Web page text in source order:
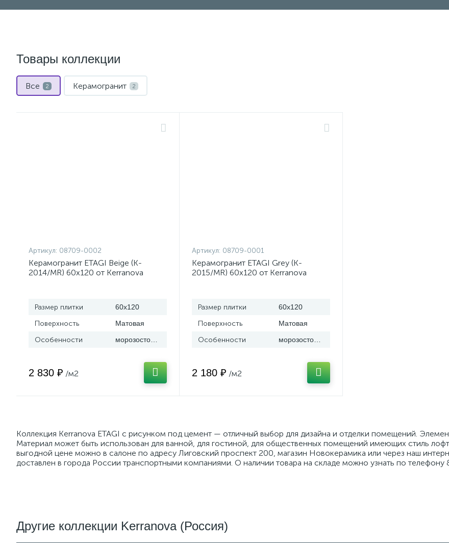
Товары коллекции
Все 2 Керамогранит 2
Артикул: 08709-0002
Керамогранит ETAGI Beige (K-
2014/MR) 60x120 от Kerranova
Размер плитки 60x120
Поверхность Матовая
Особенности
2 830 ₽ /м2
Артикул: 08709-0001
Керамогранит ETAGI Grey (K-
2015/MR) 60x120 от Kerranova
Размер плитки 60x120
Поверхность Матовая
Особенности
2 180 ₽ /м2
Коллекция Kerranova ETAGI с рисунком под цемент — отличный выбор для дизайна и отделки помещений.
Материал может быть использован для ванной, для гостиной, для общественных помещений имеющих стиль
выгодной цене можно в салоне по адресу Лиговский проспект 200, магазин Новокерамика или через наш
доставлен в города России транспортными компаниями. О наличии товара на складе можно узнать по
Другие коллекции Kerranova (Россия)